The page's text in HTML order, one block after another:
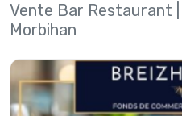
Vente Bar Restaurant
Morbihan